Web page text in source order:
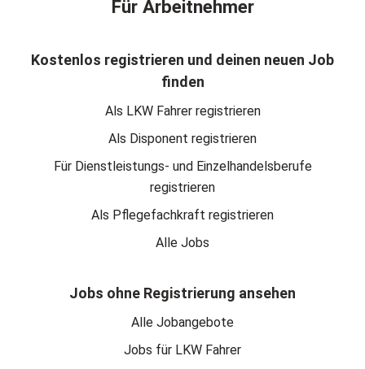
Für Arbeitnehmer
Kostenlos registrieren und deinen neuen Job
finden
Als LKW Fahrer registrieren
Als Disponent registrieren
Für Dienstleistungs- und Einzelhandelsberufe
registrieren
Als Pflegefachkraft registrieren
Alle Jobs
Jobs ohne Registrierung ansehen
Alle Jobangebote
Jobs für LKW Fahrer